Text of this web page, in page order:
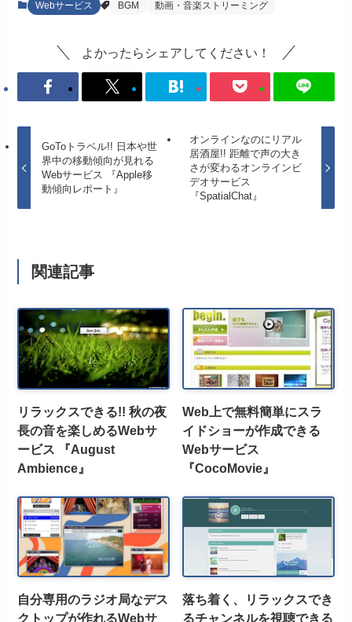
Webサービス BGM 動画・音楽ストリーミング
よかったらシェアしてください！
GoToトラベル!! 日本や世
界中の移動傾向が見れる
Webサービス 『Apple移
動傾向レポート』
オンラインなのにリアル
居酒屋!! 距離で声の大き
さが変わるオンラインビ
デオサービス
『SpatialChat』
関連記事
リラックスできる!! 秋の夜
長の音を楽しめるWebサ
ービス 『August
Ambience』
Web上で無料簡単にスラ
イドショーが作成できる
Webサービス
『CocoMovie』
自分専用のラジオ局なデス
クトップが作れるWebサ
落ち着く、リラックスでき
るチャンネルを視聴できる